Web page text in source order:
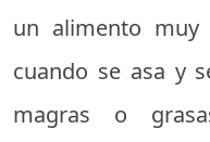
un alimento muy
cuando se asa y
magras o